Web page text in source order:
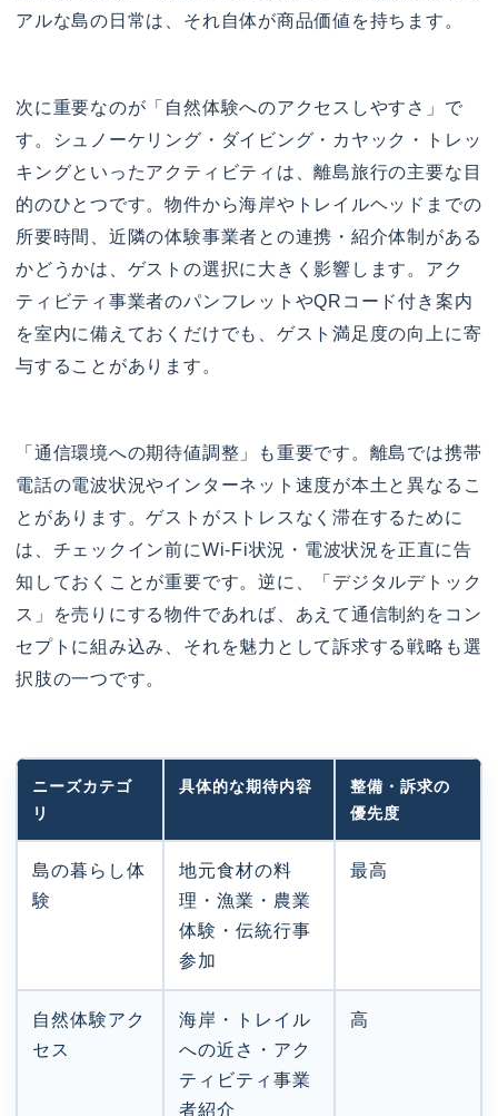
アルな島の日常は、それ自体が商品価値を持ちます。
次に重要なのが「自然体験へのアクセスしやすさ」で
す。シュノーケリング・ダイビング・カヤック・トレッ
キングといったアクティビティは、離島旅行の主要な目
的のひとつです。物件から海岸やトレイルヘッドまでの
所要時間、近隣の体験事業者との連携・紹介体制がある
かどうかは、ゲストの選択に大きく影響します。アク
ティビティ事業者のパンフレットやQRコード付き案内
を室内に備えておくだけでも、ゲスト満足度の向上に寄
与することがあります。
「通信環境への期待値調整」も重要です。離島では携帯
電話の電波状況やインターネット速度が本土と異なるこ
とがあります。ゲストがストレスなく滞在するために
は、チェックイン前にWi-Fi状況・電波状況を正直に告
知しておくことが重要です。逆に、「デジタルデトック
ス」を売りにする物件であれば、あえて通信制約をコン
セプトに組み込み、それを魅力として訴求する戦略も選
択肢の一つです。
ニーズカテゴ
リ
具体的な期待内容
整備・訴求の
優先度
島の暮らし体
験
地元食材の料
理・漁業・農業
体験・伝統行事
参加
最高
自然体験アク
セス
海岸・トレイル
への近さ・アク
ティビティ事業
者紹介
高